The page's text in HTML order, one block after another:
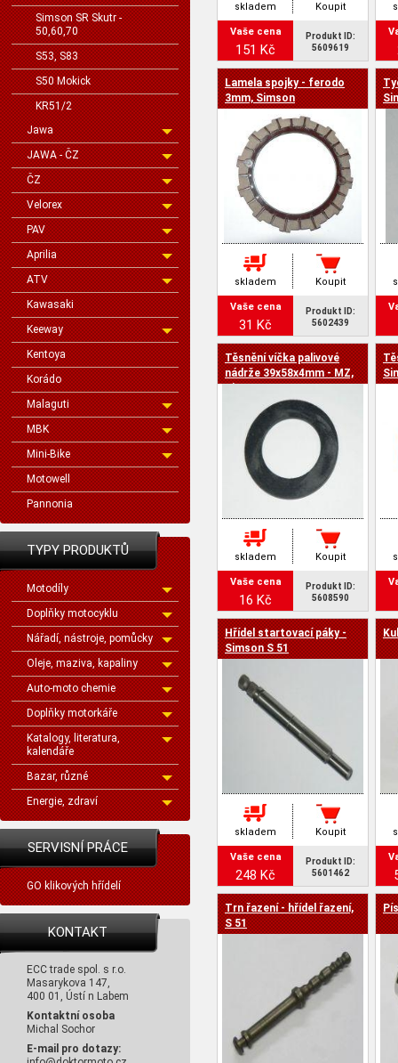
Simson SR Skutr -
50,60,70
S53, S83
S50 Mokick
KR51/2
Jawa
JAWA - ČZ
ČZ
Velorex
PAV
Aprilia
ATV
Kawasaki
Keeway
Kentoya
Korádo
Malaguti
MBK
Mini-Bike
Motowell
Pannonia
TYPY PRODUKTŮ
Motodíly
Doplňky motocyklu
Nářadí, nástroje, pomůcky
Oleje, maziva, kapaliny
Auto-moto chemie
Doplňky motorkáře
Katalogy, literatura,
kalendáře
Bazar, různé
Energie, zdraví
SERVISNÍ PRÁCE
GO klikových hřídelí
KONTAKT
ECC trade spol. s r.o.
Masarykova 147,
400 01, Ústí n Labem
Kontaktní osoba
Michal Sochor
E-mail pro dotazy:
skladem Koupit
Vaše cena
151 Kč
Produkt ID:
5609619
Lamela spojky - ferodo
3mm, Simson
skladem Koupit
Vaše cena
31 Kč
Produkt ID:
5602439
Těsnění víčka palivové
nádrže 39x58x4mm - MZ,
skladem Koupit
Vaše cena
16 Kč
Produkt ID:
5608590
Hřídel startovací páky -
Simson S 51
skladem Koupit
Vaše cena
248 Kč
Produkt ID:
5601462
Trn řazení - hřídel řazení,
S 51